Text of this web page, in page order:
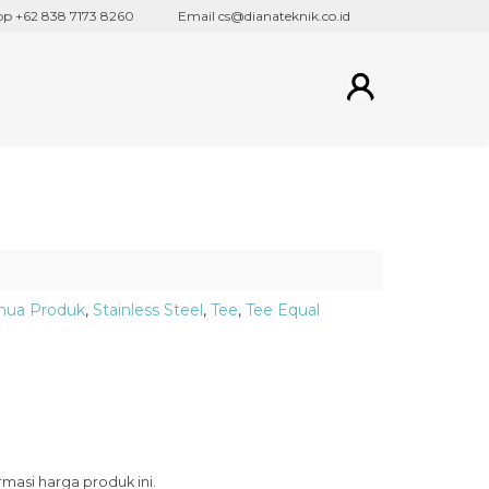
838 7173 8260 Email cs@dianateknik.co.id
Produk, Stainless Steel, Tee, Tee Equal
harga produk ini.